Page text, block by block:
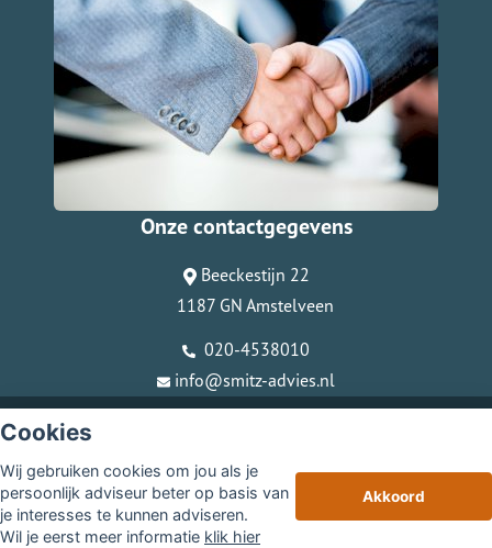
Cookies
Wij gebruiken cookies om jou als je
persoonlijk adviseur beter op basis van
je interesses te kunnen adviseren.
Wil je eerst meer informatie klik hier
Akkoord
Onze contactgegevens
Beeckestijn 22
1187 GN Amstelveen
020-4538010
info@smitz-advies.nl
Sitemap
Disclaimer